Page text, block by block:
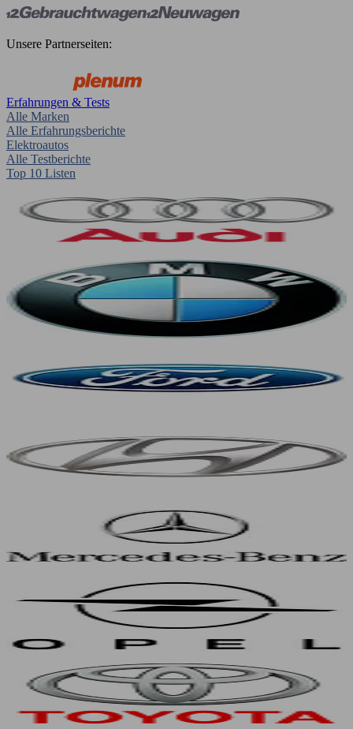
Unsere Partnerseiten:
Erfahrungen & Tests
Alle Marken
Alle Erfahrungsberichte
Elektroautos
Alle Testberichte
Top 10 Listen